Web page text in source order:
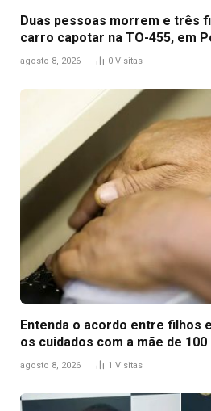
Duas pessoas morrem e três
carro capotar na TO-455, em
agosto 8, 2026 0 Visitas
Entenda o acordo entre filhos
os cuidados com a mãe de 100
agosto 8, 2026 1 Visitas